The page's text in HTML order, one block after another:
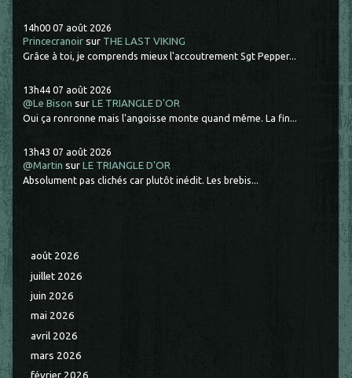
14h00 07 août 2026
Princecranoir sur THE LAST VIKING
Grâce à toi, je comprends mieux l'accoutrement Sgt Pepper...
13h44 07 août 2026
@Le Bison surLE TRIANGLE D'OR
Oui ça ronronne mais l'angoisse monte quand même. La fin...
13h43 07 août 2026
@Martin surLE TRIANGLE D'OR
Absolument pas clichés car plutôt inédit. Les brebis...
août 2026
juillet 2026
juin 2026
mai 2026
avril 2026
mars 2026
février 2026